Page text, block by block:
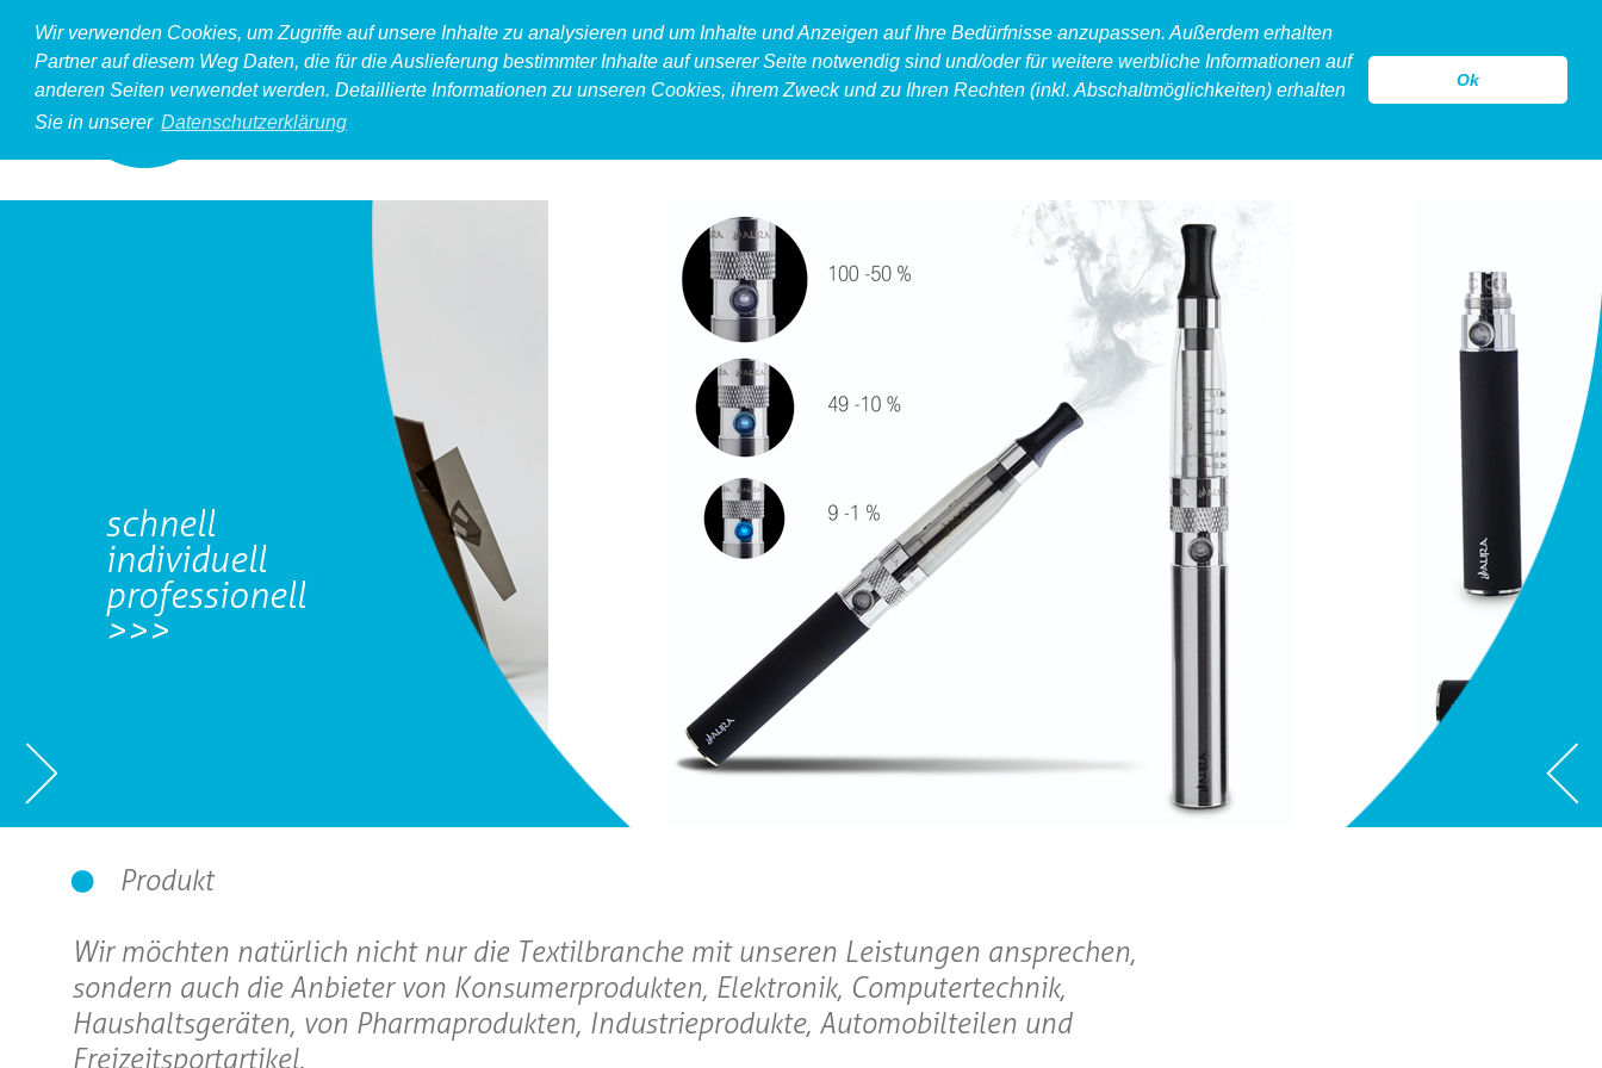
Wir verwenden Cookies, um Zugriffe auf unsere Inhalte zu analysieren und um Inhalte und Anzeigen auf Ihre Bedürfnisse anzupassen. Außerdem erhalten
Partner auf diesem Weg Daten, die für die Auslieferung bestimmter Inhalte auf unserer Seite notwendig sind und/oder für weitere werbliche Informationen auf
anderen Seiten verwendet werden. Detaillierte Informationen zu unseren Cookies, ihrem Zweck und zu Ihren Rechten (inkl. Abschaltmöglichkeiten) erhalten
Sie in unserer Datenschutzerklärung
Ok
hollow kontakt
schnell
individuell
professionell
>>>
Produkt
Wir möchten natürlich nicht nur die Textilbranche mit unseren Leistungen ansprechen,
sondern auch die Anbieter von Konsumerprodukten, Elektronik, Computertechnik,
Haushaltsgeräten, von Pharmaprodukten, Industrieprodukte, Automobilteilen und
Freizeitsportartikel.